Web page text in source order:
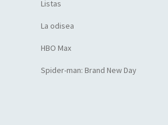
Listas
La odisea
HBO Max
Spider-man: Brand New Day